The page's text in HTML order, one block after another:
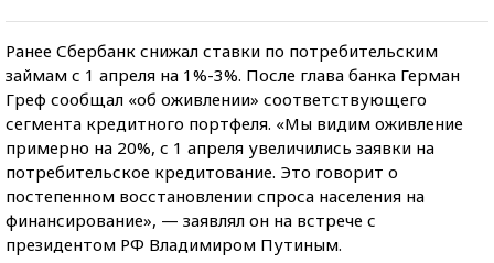
Ранее Сбербанк снижал ставки по потребительским
займам с 1 апреля на 1%-3%. После глава банка Герман
Греф сообщал «об оживлении» соответствующего
сегмента кредитного портфеля. «Мы видим оживление
примерно на 20%, с 1 апреля увеличились заявки на
потребительское кредитование. Это говорит о
постепенном восстановлении спроса населения на
финансирование», — заявлял он на встрече с
президентом РФ Владимиром Путиным.